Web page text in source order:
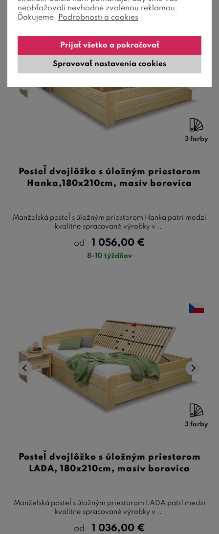
3 farby
Posteľ dvojlôžko s úložným priestorom
Hanka,180x210cm, masív borovica
Manželská posteľ s úložným priestorom Hanka patrí medzi
kvalitne spracované výrobky v ...
od 1 056,00 €
8-10 týždňov
3 farby
Posteľ dvojlôžko s úložným priestorom
LADA, 180x210cm, masív borovica
Manželská posteľ s úložným priestorom LADA patrí medzi
kvalitne spracované výrobky v ...
od 1 036,00 €
neobťažovali nevhodne zvolenou reklamou.
Ďakujeme. Podrobnosti o cookies
Spravovať nastavenia cookies
Prijať všetko a pokračovať